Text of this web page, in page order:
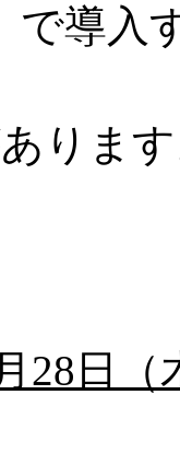
導入
りま
28日